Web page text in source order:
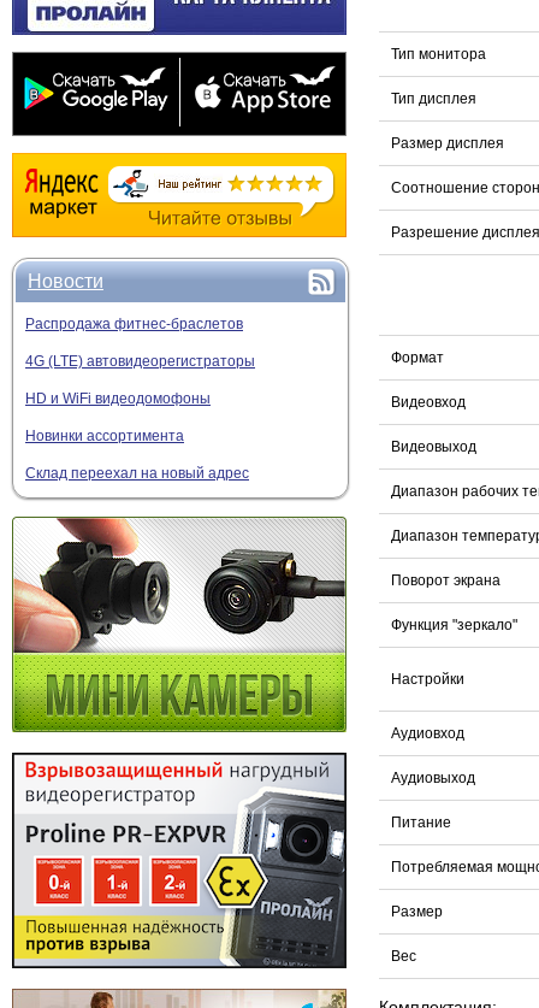
Новости
Распродажа фитнес-браслетов
4G (LTE) автовидеорегистраторы
HD и WiFi видеодомофоны
Новинки ассортимента
Склад переехал на новый адрес
Тип монитора
Тип дисплея
Размер дисплея
Соотношение сторон
Разрешение дисплея
Формат
Видеовход
Видеовыход
Диапазон рабочих
Диапазон
Поворот экрана
Функция "зеркало"
Настройки
Аудиовход
Аудиовыход
Питание
Потребляемая
Размер
Вес